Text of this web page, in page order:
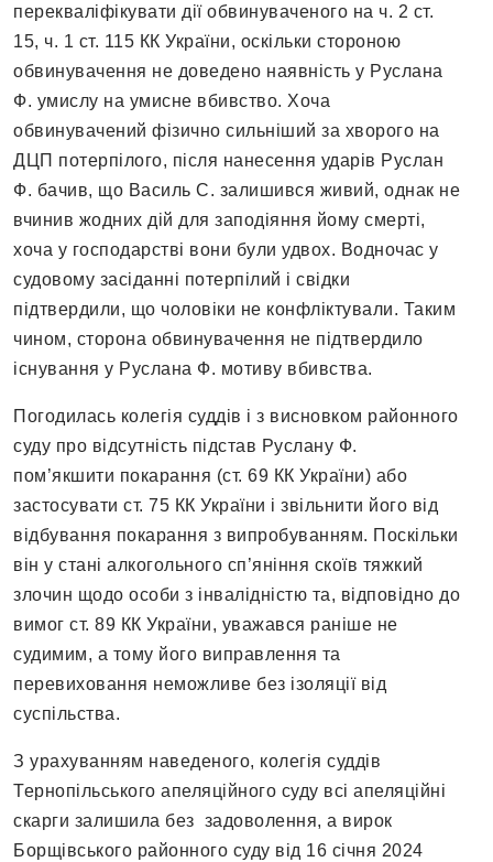
перекваліфікувати дії обвинуваченого на ч. 2 ст.
15, ч. 1 ст. 115 КК України, оскільки стороною
обвинувачення не доведено наявність у Руслана
Ф. умислу на умисне вбивство. Хоча
обвинувачений фізично сильніший за хворого на
ДЦП потерпілого, після нанесення ударів Руслан
Ф. бачив, що Василь С. залишився живий, однак не
вчинив жодних дій для заподіяння йому смерті,
хоча у господарстві вони були удвох. Водночас у
судовому засіданні потерпілий і свідки
підтвердили, що чоловіки не конфліктували. Таким
чином, сторона обвинувачення не підтвердило
існування у Руслана Ф. мотиву вбивства.
Погодилась колегія суддів і з висновком районного
суду про відсутність підстав Руслану Ф.
пом’якшити покарання (ст. 69 КК України) або
застосувати ст. 75 КК України і звільнити його від
відбування покарання з випробуванням. Поскільки
він у стані алкогольного сп’яніння скоїв тяжкий
злочин щодо особи з інвалідністю та, відповідно до
вимог ст. 89 КК України, уважався раніше не
судимим, а тому його виправлення та
перевиховання неможливе без ізоляції від
суспільства.
З урахуванням наведеного, колегія суддів
Тернопільського апеляційного суду всі апеляційні
скарги залишила без задоволення, а вирок
Борщівського районного суду від 16 січня 2024